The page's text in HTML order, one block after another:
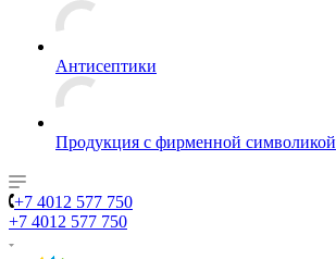
Антисептики
Продукция с фирменной символикой
+7 4012 577 750
+7 4012 577 750